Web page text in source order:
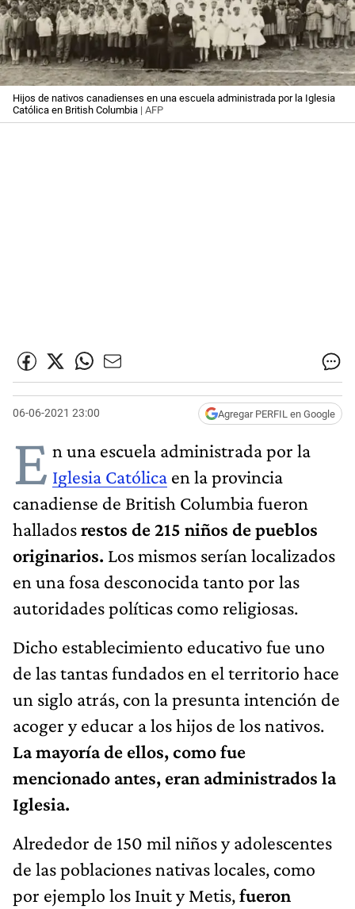
Hijos de nativos canadienses en una escuela administrada por la Iglesia
Católica en British Columbia | AFP
06-06-2021 23:00 Agregar PERFIL en Google
E n una escuela administrada por la
Iglesia Católica en la provincia
canadiense de British Columbia fueron
halladosrestos de 215 niños de pueblos
originarios. Los mismos serían localizados
en una fosa desconocida tanto por las
autoridades políticas como religiosas.
Dicho establecimiento educativo fue uno
de las tantas fundados en el territorio hace
un siglo atrás, con la presunta intención de
acoger y educar a los hijos de los nativos.
La mayoría de ellos, como fue
mencionado antes, eran administrados la
Iglesia.
Alrededor de 150 mil niños y adolescentes
de las poblaciones nativas locales, como
por ejemplo los Inuit y Metis,fueron